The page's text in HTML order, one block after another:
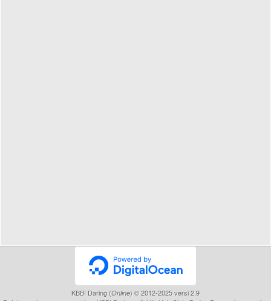
KBBI Daring (Online) © 2012-2025 versi 2.9